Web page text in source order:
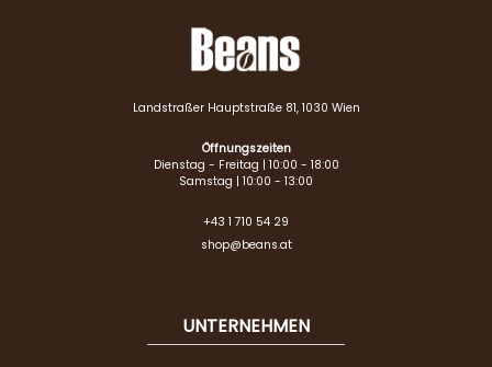
Landstraßer Hauptstraße 81, 1030 Wien
Öffnungszeiten
Dienstag - Freitag | 10:00 - 18:00
Samstag | 10:00 - 13:00
+43 1 710 54 29
shop@beans.at
UNTERNEHMEN